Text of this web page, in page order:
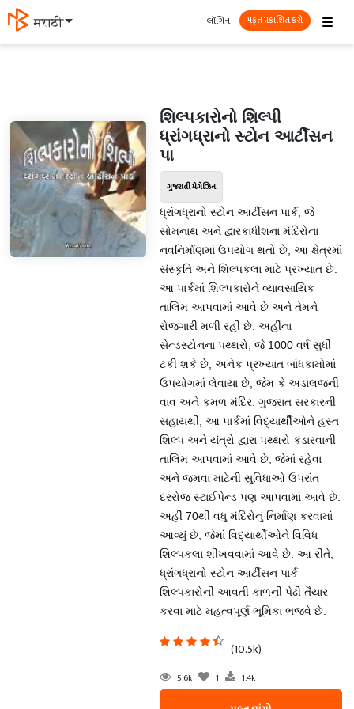
मराठी ☰
લૉગિન મફત પ્રકાશિત કરો
શિલ્પકારોનો શિલ્પી
ધ્રાંગધ્રાનો સ્ટોન આર્ટીસન
પા
ગુજરાતી મેગેઝિન
ધ્રાંગધ્રાનો સ્ટોન આર્ટીસન પાર્ક, જે
સોમનાથ અને દ્વારકાધીશના મંદિરોના
નવનિર્માણમાં ઉપયોગ થતો છે, આ ક્ષેત્રમાં
સંસ્કૃતિ અને શિલ્પકલા માટે પ્રખ્યાત છે.
આ પાર્કમાં શિલ્પકારોને વ્યાવસાયિક
તાલિમ આપવામાં આવે છે અને તેમને
રોજગારી મળી રહી છે. અહીંના
સેન્ડસ્ટોનના પથ્થરો, જે 1000 વર્ષ સુધી
ટકી શકે છે, અનેક પ્રખ્યાત બાંધકામોમાં
ઉપયોગમાં લેવાયા છે, જેમ કે અડાલજની
વાવ અને કમળ મંદિર. ગુજરાત સરકારની
સહાયથી, આ પાર્કમાં વિદ્યાર્થીઓને હસ્ત
શિલ્પ અને યંત્રો દ્વારા પથ્થરો કંડારવાની
તાલિમ આપવામાં આવે છે, જેમાં રહેવા
અને જમવા માટેની સુવિધાઓ ઉપરાંત
દરરોજ સ્ટાઈપેન્ડ પણ આપવામાં આવે છે.
અહીં 70થી વધુ મંદિરોનું નિર્માણ કરવામાં
આવ્યું છે, જેમાં વિદ્યાર્થીઓને વિવિધ
શિલ્પકલા શીખવવામાં આવે છે. આ રીતે,
ધ્રાંગધ્રાનો સ્ટોન આર્ટીસન પાર્ક
શિલ્પકારોની આવતી કાળની પેઢી તૈયાર
કરવા માટે મહત્વપૂર્ણ ભૂમિકા ભજવે છે.
(10.5k)
5.6k 1 1.4k